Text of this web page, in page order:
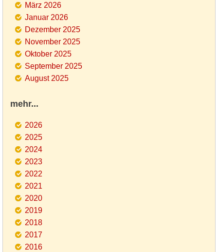
März 2026
Januar 2026
Dezember 2025
November 2025
Oktober 2025
September 2025
August 2025
mehr...
2026
2025
2024
2023
2022
2021
2020
2019
2018
2017
2016